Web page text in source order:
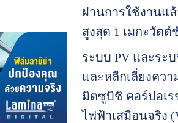
ผ่านการใช้งานแ
สูงสุด 1 เมกะวัตต์
ระบบ PV และระ
และหลีกเลี่ยงคว
มิตซูบิชิ คอร์ปอเร
ไฟฟ้าเสมือนจริง